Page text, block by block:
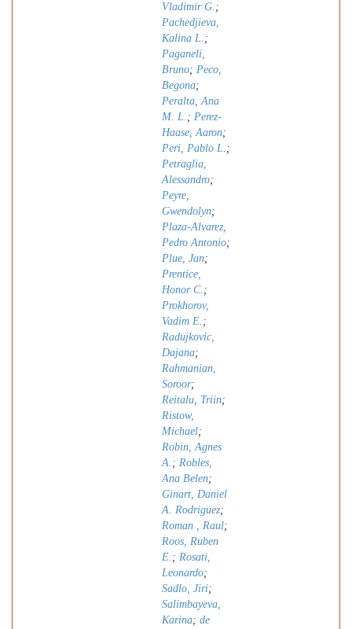
Vladimir G. ;
Pachedjieva,
Kalina L. ;
Paganeli,
Bruno; Peco,
Begona;
Peralta, Ana
M. L. ; Perez-
Haase, Aaron;
Peri, Pablo L. ;
Petraglia,
Alessandro;
Peyre,
Gwendolyn;
Plaza-Alvarez,
Pedro Antonio;
Plue, Jan;
Prentice,
Honor C. ;
Prokhorov,
Vadim E. ;
Radujkovic,
Dajana;
Rahmanian,
Soroor;
Reitalu, Triin;
Ristow,
Michael;
Robin, Agnes
A. ; Robles,
Ana Belen;
Ginart, Daniel
A. Rodriguez;
Roman , Raul;
Roos, Ruben
E. ; Rosati,
Leonardo;
Sadlo, Jiri;
Salimbayeva,
Karina; de